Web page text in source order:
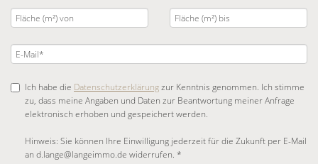
Ich habe die Datenschutzerklärungzur Kenntnis genommen. Ich stimme
zu, dass meine Angaben und Daten zur Beantwortung meiner Anfrage
elektronisch erhoben und gespeichert werden.
Hinweis: Sie können Ihre Einwilligung jederzeit für die Zukunft per E-Mail
an d.lange@langeimmo.de widerrufen. *